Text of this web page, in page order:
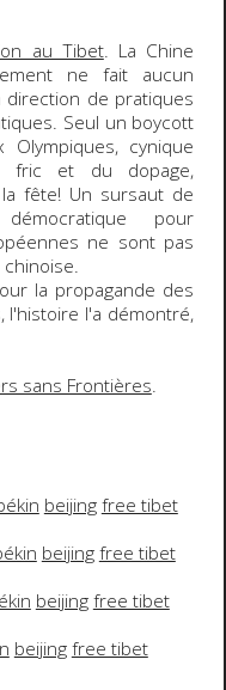
au Tibet. La Chine
ne fait aucun
de pratiques
Seul un boycott
Olympiques, cynique
fric et du dopage,
fête! Un sursaut de
pour
ne sont pas
la propagande des
l'histoire l'a démontré,
sans Frontières.
beijingfree tibet
beijingfree tibet
beijingfree tibet
beijingfree tibet